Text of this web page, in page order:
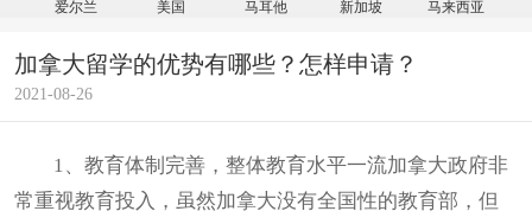
爱尔兰 美国 马耳他 新加坡 马来西亚
加拿大留学的优势有哪些？怎样申请？
2021-08-26
1、教育体制完善，整体教育水平一流加拿大政府非
常重视教育投入，虽然加拿大没有全国性的教育部，但